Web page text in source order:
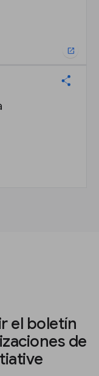
open_in_new
el boletín
de